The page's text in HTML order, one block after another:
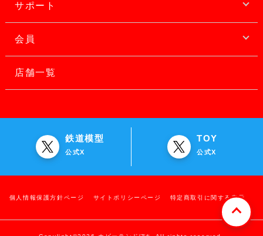
サポート
会員
店舗一覧
鉄道模型
公式X
TOY
公式X
個人情報保護方針ページ サイトポリシーページ 特定商取引に関する表示